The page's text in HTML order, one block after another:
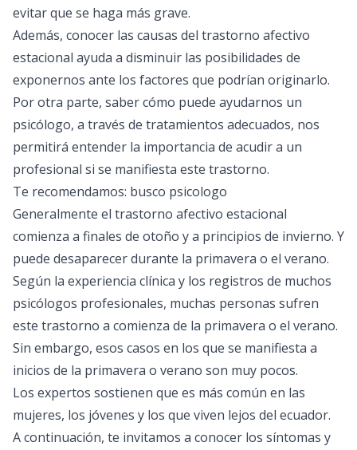
evitar que se haga más grave.
Además, conocer las causas del trastorno afectivo
estacional ayuda a disminuir las posibilidades de
exponernos ante los factores que podrían originarlo.
Por otra parte, saber cómo puede ayudarnos un
psicólogo, a través de tratamientos adecuados, nos
permitirá entender la importancia de acudir a un
profesional si se manifiesta este trastorno.
Te recomendamos: busco psicologo
Generalmente el trastorno afectivo estacional
comienza a finales de otoño y a principios de invierno. Y
puede desaparecer durante la primavera o el verano.
Según la experiencia clínica y los registros de muchos
psicólogos profesionales, muchas personas sufren
este trastorno a comienza de la primavera o el verano.
Sin embargo, esos casos en los que se manifiesta a
inicios de la primavera o verano son muy pocos.
Los expertos sostienen que es más común en las
mujeres, los jóvenes y los que viven lejos del ecuador.
A continuación, te invitamos a conocer los síntomas y